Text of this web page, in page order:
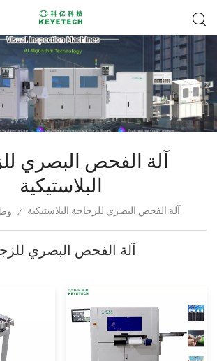
آلة الفحص البصري
البلاستيكية
/ آلة الفحص البصري للزجاجة البلاستيكية
آلة الفحص البصري